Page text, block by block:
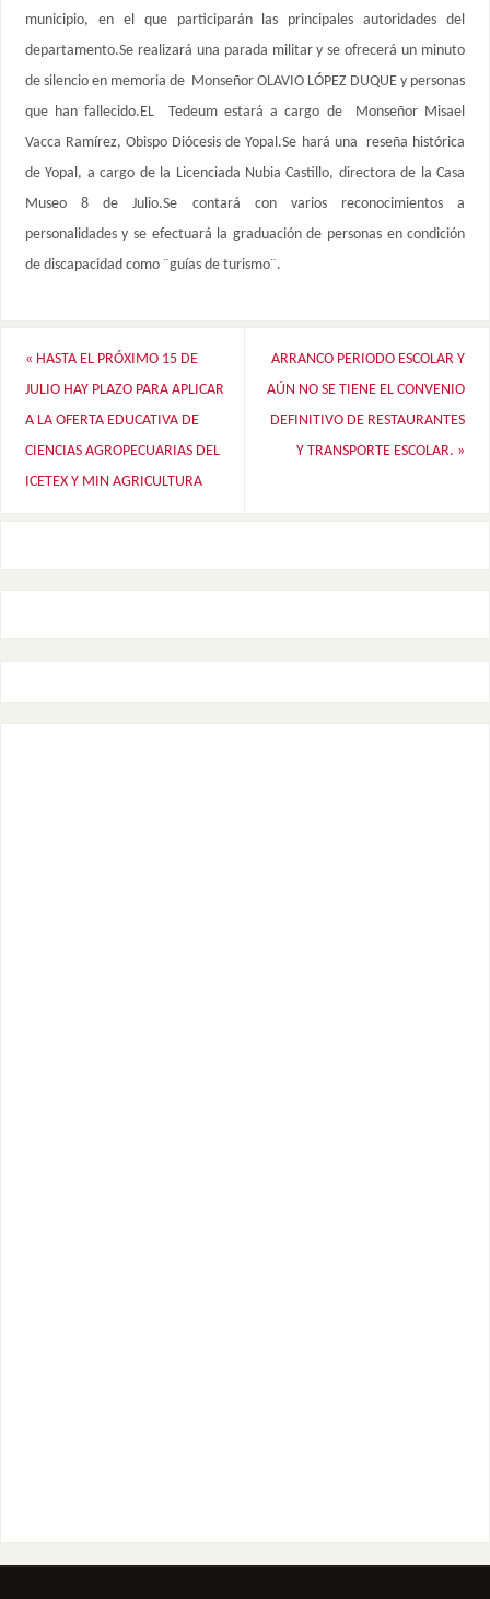
municipio, en el que participarán las principales autoridades del
departamento.Se realizará una parada militar y se ofrecerá un minuto
de silencio en memoria de Monseñor OLAVIO LÓPEZ DUQUE y personas
que han fallecido.EL Tedeum estará a cargo de Monseñor Misael
Vacca Ramírez, Obispo Diócesis de Yopal.Se hará una reseña histórica
de Yopal, a cargo de la Licenciada Nubia Castillo, directora de la Casa
Museo 8 de Julio.Se contará con varios reconocimientos a
personalidades y se efectuará la graduación de personas en condición
de discapacidad como ¨guías de turismo¨.
« HASTA EL PRÓXIMO 15 DE
JULIO HAY PLAZO PARA APLICAR
A LA OFERTA EDUCATIVA DE
CIENCIAS AGROPECUARIAS DEL
ICETEX Y MIN AGRICULTURA
ARRANCO PERIODO ESCOLAR Y
AÚN NO SE TIENE EL CONVENIO
DEFINITIVO DE RESTAURANTES
Y TRANSPORTE ESCOLAR. »